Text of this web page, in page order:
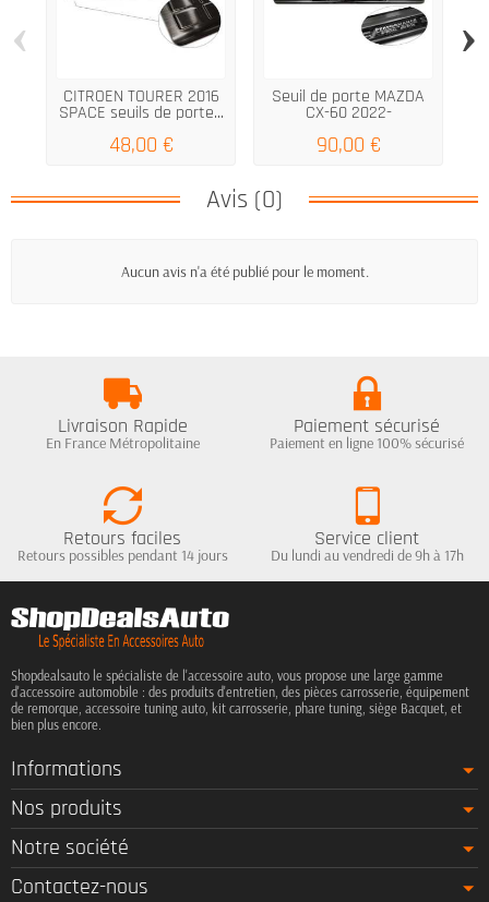
CITROEN TOURER 2016
SPACE seuils de porte...
48,00 €
Seuil de porte MAZDA
CX-60 2022-
90,00 €
‹ ›
Avis (0)
Aucun avis n'a été publié pour le moment.
Livraison Rapide
En France Métropolitaine
Paiement sécurisé
Paiement en ligne 100% sécurisé
Retours faciles
Retours possibles pendant 14 jours
Service client
Du lundi au vendredi de 9h à 17h
Shopdealsauto le spécialiste de l'accessoire auto, vous propose une large gamme
d'accessoire automobile : des produits d'entretien, des pièces carrosserie, équipement
de remorque, accessoire tuning auto, kit carrosserie, phare tuning, siège Bacquet, et
bien plus encore.
Informations
Nos produits
Notre société
Contactez-nous